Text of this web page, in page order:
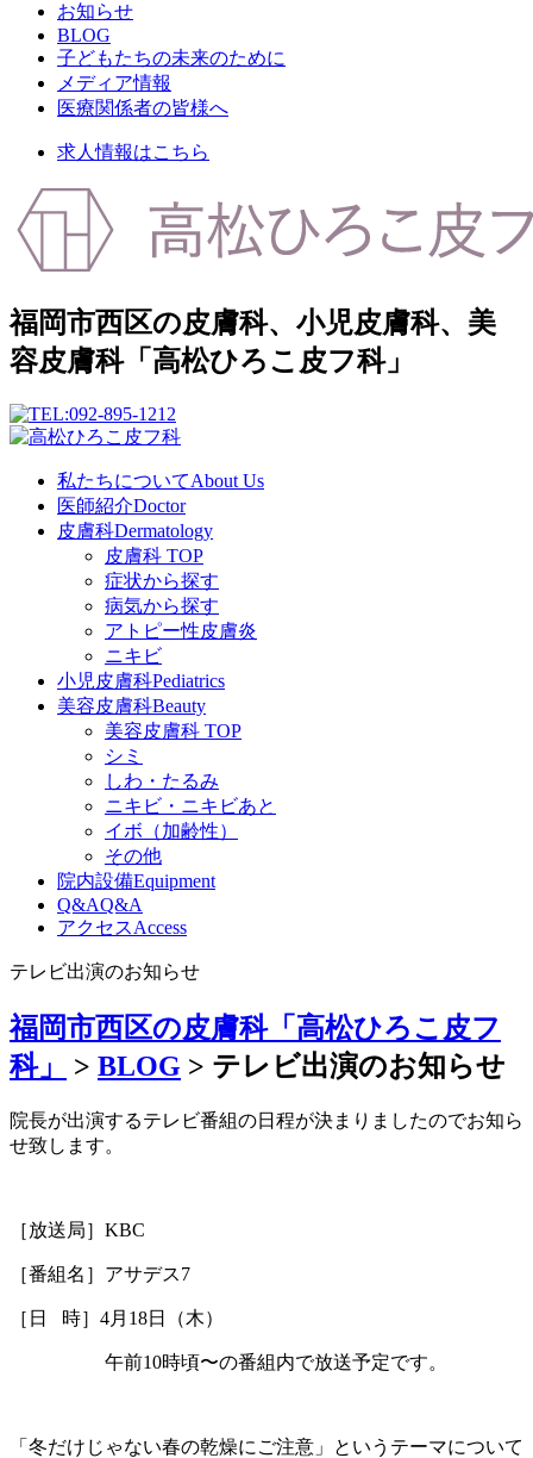
お知らせ
BLOG
子どもたちの未来のために
メディア情報
医療関係者の皆様へ
求人情報はこちら
福岡市西区の皮膚科、小児皮膚科、美
容皮膚科「高松ひろこ皮フ科」
私たちについてAbout Us
医師紹介Doctor
皮膚科Dermatology
皮膚科 TOP
症状から探す
病気から探す
アトピー性皮膚炎
ニキビ
小児皮膚科Pediatrics
美容皮膚科Beauty
美容皮膚科 TOP
シミ
しわ・たるみ
ニキビ・ニキビあと
イボ（加齢性）
その他
院内設備Equipment
Q&AQ&A
アクセスAccess
テレビ出演のお知らせ
福岡市西区の皮膚科「高松ひろこ皮フ
科」
> BLOG > テレビ出演のお知らせ
院長が出演するテレビ番組の日程が決まりましたのでお知ら
せ致します。
［放送局］KBC
［番組名］アサデス7
［日 時］4月18日（木）
午前10時頃〜の番組内で放送予定です。
「冬だけじゃない春の乾燥にご注意」というテーマについて